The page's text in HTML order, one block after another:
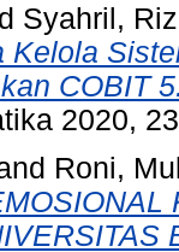
Syahril,
Kelola
COBIT
2020,
Roni,